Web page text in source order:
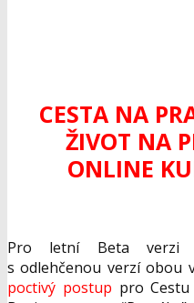
CESTA NA
ŽIVOT NA
ONLINE
Pro letní Beta verzi
s odlehčenou verzí obou
poctivý postup pro